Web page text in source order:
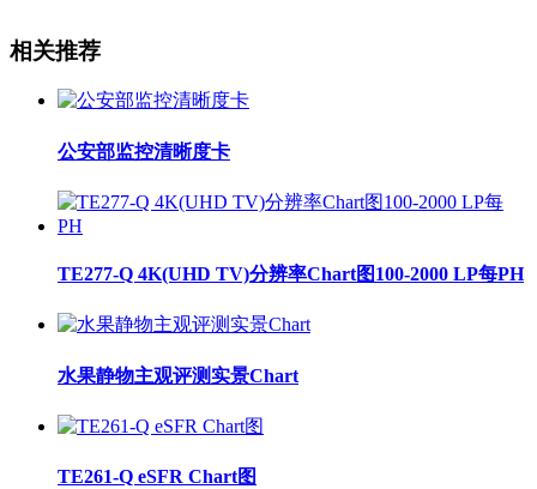
相关推荐
公安部监控清晰度卡
TE277-Q 4K(UHD TV)分辨率Chart图100-2000 LP每PH
水果静物主观评测实景Chart
TE261-Q eSFR Chart图